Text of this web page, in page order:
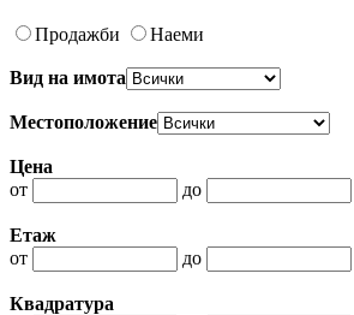
Продажби Наеми
Вид на имота
Местоположение
Цена
от
до
Етаж
от
до
Квадратура